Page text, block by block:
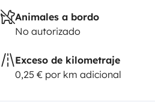
Animales a bordo
No autorizado
Exceso de kilometraje
0,25 € por km adicional